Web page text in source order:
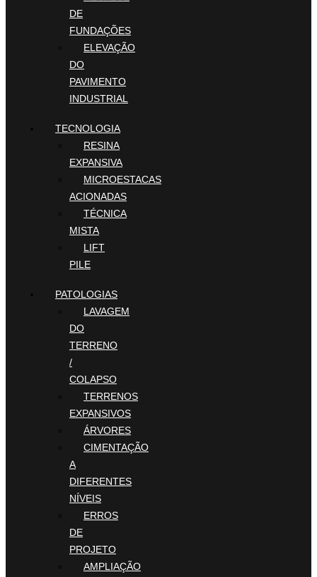
DE
FUNDAÇÕES
ELEVAÇÃO
DO
PAVIMENTO
INDUSTRIAL
TECNOLOGIA
RESINA
EXPANSIVA
MICROESTACAS
ACIONADAS
TÉCNICA
MISTA
LIFT
PILE
PATOLOGIAS
LAVAGEM
DO
TERRENO
/
COLAPSO
TERRENOS
EXPANSIVOS
ÁRVORES
CIMENTAÇÃO
A
DIFERENTES
NÍVEIS
ERROS
DE
PROJETO
AMPLIAÇÃO